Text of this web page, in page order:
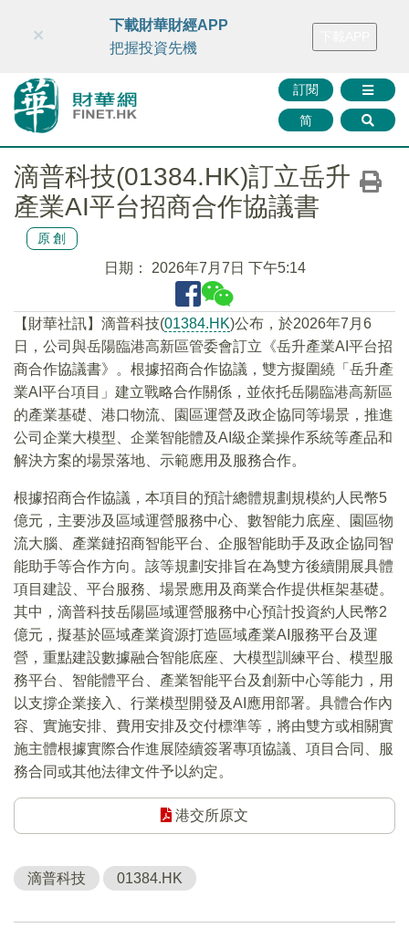
財華智庫網 FINTV FINMETA 財華證券 媒體矩陣
訂閱
简
×
下載財華財經APP
把握投資先機
滴普科技(01384.HK)訂立岳升
產業AI平台招商合作協議書
原創
日期： 2026年7月7日 下午5:14
【財華社訊】滴普科技(01384.HK)公布，於2026年7月6
日，公司與岳陽臨港高新區管委會訂立《岳升產業AI平台招
商合作協議書》。根據招商合作協議，雙方擬圍繞「岳升產
業AI平台項目」建立戰略合作關係，並依托岳陽臨港高新區
的產業基礎、港口物流、園區運營及政企協同等場景，推進
公司企業大模型、企業智能體及AI級企業操作系統等產品和
解決方案的場景落地、示範應用及服務合作。
根據招商合作協議，本項目的預計總體規劃規模約人民幣5
億元，主要涉及區域運營服務中心、數智能力底座、園區物
流大腦、產業鏈招商智能平台、企服智能助手及政企協同智
能助手等合作方向。該等規劃安排旨在為雙方後續開展具體
項目建設、平台服務、場景應用及商業合作提供框架基礎。
其中，滴普科技岳陽區域運營服務中心預計投資約人民幣2
億元，擬基於區域產業資源打造區域產業AI服務平台及運
營，重點建設數據融合智能底座、大模型訓練平台、模型服
務平台、智能體平台、產業智能平台及創新中心等能力，用
以支撐企業接入、行業模型開發及AI應用部署。具體合作內
容、實施安排、費用安排及交付標準等，將由雙方或相關實
施主體根據實際合作進展陸續簽署專項協議、項目合同、服
務合同或其他法律文件予以約定。
港交所原文
滴普科技 01384.HK